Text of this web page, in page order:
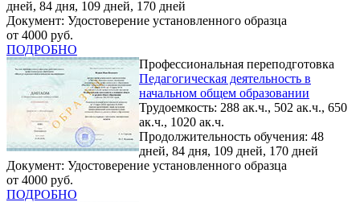
дней, 84 дня, 109 дней, 170 дней
Документ: Удостоверение установленного образца
от 4000 руб.
ПОДРОБНО
Профессиональная переподготовка
Педагогическая деятельность в
начальном общем образовании
Трудоемкость: 288 ак.ч., 502 ак.ч., 650
ак.ч., 1020 ак.ч.
Продолжительность обучения: 48
дней, 84 дня, 109 дней, 170 дней
Документ: Удостоверение установленного образца
от 4000 руб.
ПОДРОБНО